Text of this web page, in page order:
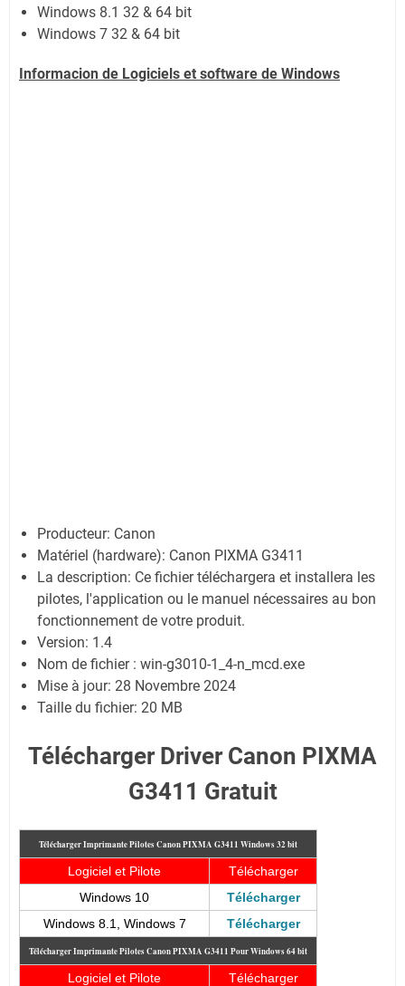
Windows 8.1 32 & 64 bit
Windows 7 32 & 64 bit
Informacion de Logiciels et software de Windows
Producteur: Canon
Matériel (hardware): Canon PIXMA G3411
La description: Ce fichier téléchargera et installera les
pilotes, l'application ou le manuel nécessaires au bon
fonctionnement de votre produit.
Version: 1.4
Nom de fichier : win-g3010-1_4-n_mcd.exe
Mise à jour: 28 Novembre 2024
Taille du fichier: 20 MB
Télécharger Driver Canon PIXMA
G3411 Gratuit
Télécharger Imprimante Pilotes Canon PIXMA G3411 Windows 32 bit
Logiciel et Pilote
Télécharger
Windows 10
Télécharger
Windows 8.1, Windows 7
Télécharger
Télécharger Imprimante Pilotes Canon PIXMA G3411 Pour Windows 64 bit
Logiciel et Pilote
Télécharger